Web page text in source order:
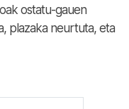
ostatu-gauen
plazaka neurtuta, eta